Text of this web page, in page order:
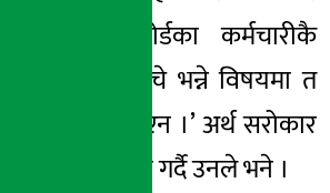
छन् । ‘बोर्डका कर्मचारीकै
सेयर बेचे भन्ने विषयमा त
केहि थाहा भएन ।’ अर्थ सरोकार
कुराकानी गर्दै उनले भने ।